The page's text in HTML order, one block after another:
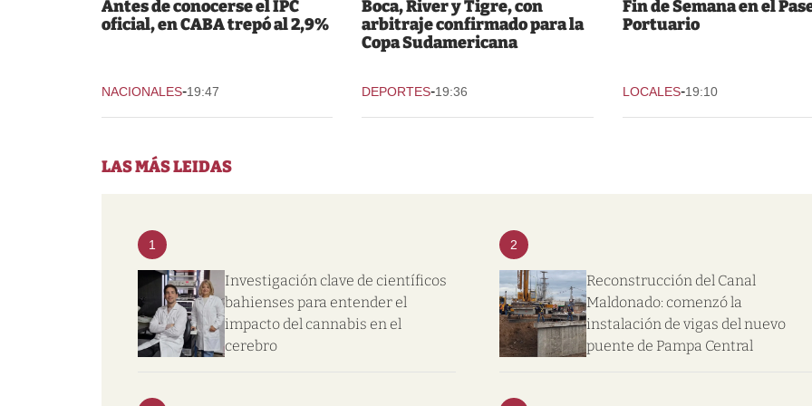
Antes de conocerse el IPC
oficial, en CABA trepó al 2,9%
NACIONALES-19:47
Boca, River y Tigre, con
arbitraje confirmado para la
Copa Sudamericana
DEPORTES-19:36
Fin de Semana en el
Portuario
LOCALES-19:10
LAS MÁS LEIDAS
1
Investigación clave de científicos
bahienses para entender el
impacto del cannabis en el
cerebro
2
Reconstrucción del Canal
Maldonado: comenzó la
instalación de vigas del nuevo
puente de Pampa Central